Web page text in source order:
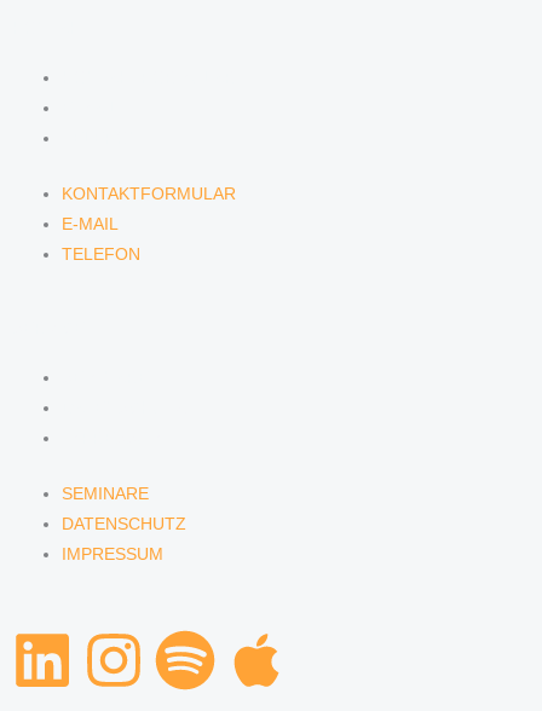
KONTAKTFORMULAR
E-MAIL
TELEFON
SEMINARE
DATENSCHUTZ
IMPRESSUM
L
i
I
n
S
p
A
p